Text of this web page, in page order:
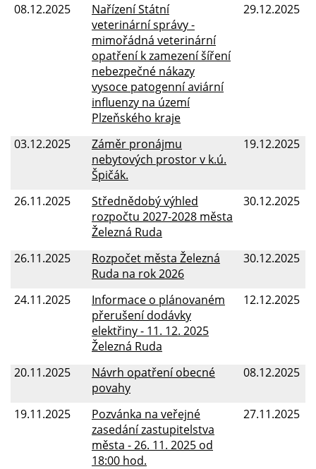
08.12.2025
29.12.2025
Nařízení Státní
veterinární správy -
mimořádná veterinární
opatření k zamezení šíření
nebezpečné nákazy
vysoce patogenní aviární
influenzy na území
Plzeňského kraje
03.12.2025
19.12.2025
Záměr pronájmu
nebytových prostor v k.ú.
Špičák.
26.11.2025
30.12.2025
Střednědobý výhled
rozpočtu 2027-2028 města
Železná Ruda
26.11.2025
30.12.2025
Rozpočet města Železná
Ruda na rok 2026
24.11.2025
12.12.2025
Informace o plánovaném
přerušení dodávky
elektřiny - 11. 12. 2025
Železná Ruda
20.11.2025
08.12.2025
Návrh opatření obecné
povahy
19.11.2025
27.11.2025
Pozvánka na veřejné
zasedání zastupitelstva
města - 26. 11. 2025 od
18:00 hod.